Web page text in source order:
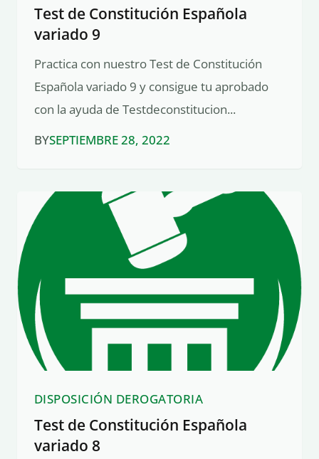
Test de Constitución Española
variado 9
Practica con nuestro Test de Constitución
Española variado 9 y consigue tu aprobado
con la ayuda de Testdeconstitucion...
BYSEPTIEMBRE 28, 2022
DISPOSICIÓN DEROGATORIA
Test de Constitución Española
variado 8